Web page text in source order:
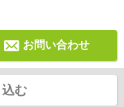
お問い合わせ
む